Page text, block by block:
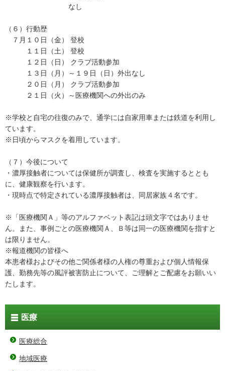
なし
（６）行動歴
７月１０日（金） 登校
１１日（土） 登校
１２日（日） クラブ活動参加
１３日（月）～１９日（日）外出なし
２０日（月） クラブ活動参加
２１日（火）～医療機関への外出のみ
※学校と自宅の往復のみで、通学には自家用車または鉄道を利用し
ています。
※日頃からマスクを着用しています。
（７）今後について
・濃厚接触者については保健所が調査し、検査を実施するととも
に、健康観察を行います。
・現時点で特定されている濃厚接触者は、同居家族４名です。
※「医療機関Ａ」等のアルファベット表記は頭文字ではありませ
ん。また、事例ごとの医療機関Ａ、Ｂ等は同一の医療機関を指すと
は限りません。
※報道機関の皆様へ
本患者様およびその他ご関係者様の人権の尊重および個人情報保
護、勤務先等の風評被害防止について、ご理解とご配慮をお願いい
たします。
医療
医療総合
地域医療